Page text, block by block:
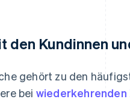
den Kundinnen
gehört zu den
bei wiederkehrenden